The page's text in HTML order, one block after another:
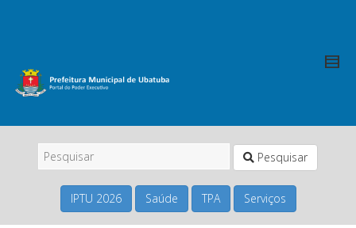
Pesquisar
IPTU 2026 Saúde TPA Serviços